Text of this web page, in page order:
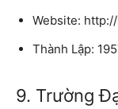
Website:
Thành Lập:
9. Trường